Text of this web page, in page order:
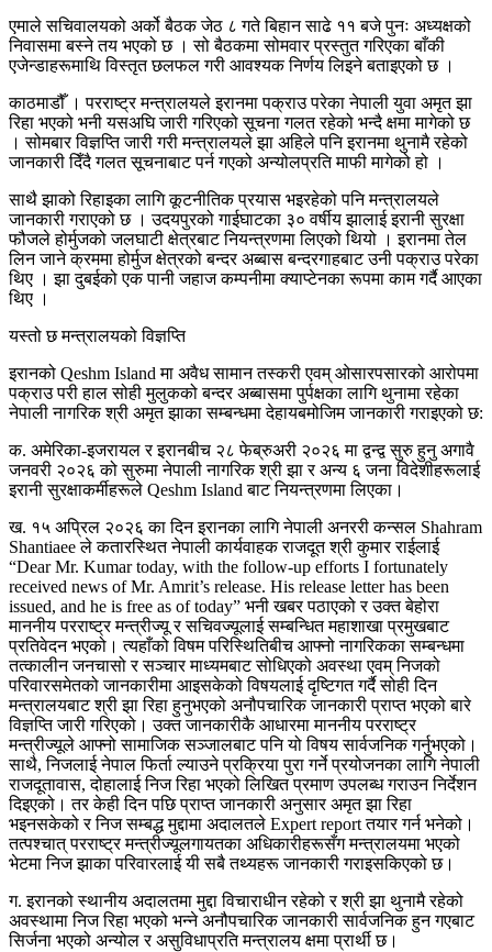
एमाले सचिवालयको अर्को बैठक जेठ ८ गते बिहान साढे ११ बजे पुनः अध्यक्षको
निवासमा बस्ने तय भएको छ । सो बैठकमा सोमवार प्रस्तुत गरिएका बाँकी
एजेन्डाहरूमाथि विस्तृत छलफल गरी आवश्यक निर्णय लिइने बताइएको छ ।
काठमाडौँ । परराष्ट्र मन्त्रालयले इरानमा पक्राउ परेका नेपाली युवा अमृत झा
रिहा भएको भनी यसअघि जारी गरिएको सूचना गलत रहेको भन्दै क्षमा मागेको छ
। सोमबार विज्ञप्ति जारी गरी मन्त्रालयले झा अहिले पनि इरानमा थुनामै रहेको
जानकारी दिँदै गलत सूचनाबाट पर्न गएको अन्योलप्रति माफी मागेको हो ।
साथै झाको रिहाइका लागि कूटनीतिक प्रयास भइरहेको पनि मन्त्रालयले
जानकारी गराएको छ । उदयपुरको गाईघाटका ३० वर्षीय झालाई इरानी सुरक्षा
फौजले होर्मुजको जलघाटी क्षेत्रबाट नियन्त्रणमा लिएको थियो । इरानमा तेल
लिन जाने क्रममा होर्मुज क्षेत्रको बन्दर अब्बास बन्दरगाहबाट उनी पक्राउ परेका
थिए । झा दुबईको एक पानी जहाज कम्पनीमा क्याप्टेनका रूपमा काम गर्दै आएका
थिए ।
यस्तो छ मन्त्रालयको विज्ञप्ति
इरानको Qeshm Island मा अवैध सामान तस्करी एवम् ओसारपसारको आरोपमा
पक्राउ परी हाल सोही मुलुकको बन्दर अब्बासमा पुर्पक्षका लागि थुनामा रहेका
नेपाली नागरिक श्री अमृत झाका सम्बन्धमा देहायबमोजिम जानकारी गराइएको छ:
क. अमेरिका-इजरायल र इरानबीच २८ फेब्रुअरी २०२६ मा द्वन्द्व सुरु हुनु अगावै
जनवरी २०२६ को सुरुमा नेपाली नागरिक श्री झा र अन्य ६ जना विदेशीहरूलाई
इरानी सुरक्षाकर्मीहरूले Qeshm Island बाट नियन्त्रणमा लिएका।
ख. १५ अप्रिल २०२६ का दिन इरानका लागि नेपाली अनररी कन्सल Shahram
Shantiaee ले कतारस्थित नेपाली कार्यवाहक राजदूत श्री कुमार राईलाई
“Dear Mr. Kumar today, with the follow-up efforts I fortunately
received news of Mr. Amrit’s release. His release letter has been
issued, and he is free as of today” भनी खबर पठाएको र उक्त बेहोरा
माननीय परराष्ट्र मन्त्रीज्यू र सचिवज्यूलाई सम्बन्धित महाशाखा प्रमुखबाट
प्रतिवेदन भएको। त्यहाँको विषम परिस्थितिबीच आफ्नो नागरिकका सम्बन्धमा
तत्कालीन जनचासो र सञ्चार माध्यमबाट सोधिएको अवस्था एवम् निजको
परिवारसमेतको जानकारीमा आइसकेको विषयलाई दृष्टिगत गर्दै सोही दिन
मन्त्रालयबाट श्री झा रिहा हुनुभएको अनौपचारिक जानकारी प्राप्त भएको बारे
विज्ञप्ति जारी गरिएको। उक्त जानकारीकै आधारमा माननीय परराष्ट्र
मन्त्रीज्यूले आफ्नो सामाजिक सञ्जालबाट पनि यो विषय सार्वजनिक गर्नुभएको।
साथै, निजलाई नेपाल फिर्ता ल्याउने प्रक्रिया पुरा गर्ने प्रयोजनका लागि नेपाली
राजदूतावास, दोहालाई निज रिहा भएको लिखित प्रमाण उपलब्ध गराउन निर्देशन
दिइएको। तर केही दिन पछि प्राप्त जानकारी अनुसार अमृत झा रिहा
भइनसकेको र निज सम्बद्ध मुद्दामा अदालतले Expert report तयार गर्न भनेको।
तत्पश्चात् परराष्ट्र मन्त्रीज्यूलगायतका अधिकारीहरूसँग मन्त्रालयमा भएको
भेटमा निज झाका परिवारलाई यी सबै तथ्यहरू जानकारी गराइसकिएको छ।
ग. इरानको स्थानीय अदालतमा मुद्दा विचाराधीन रहेको र श्री झा थुनामै रहेको
अवस्थामा निज रिहा भएको भन्ने अनौपचारिक जानकारी सार्वजनिक हुन गएबाट
सिर्जना भएको अन्योल र असुविधाप्रति मन्त्रालय क्षमा प्रार्थी छ।